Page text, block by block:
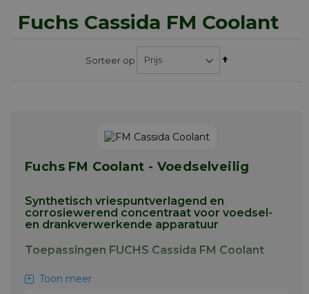
Fuchs Cassida FM Coolant
Sorteer op
Van
Fuchs FM Coolant - Voedselveilig
Synthetisch vriespuntverlagend en
corrosiewerend concentraat voor voedsel-
en drankverwerkende apparatuur
Toepassingen FUCHS Cassida FM Coolant
Te mengen met water om een oplossing te
Toon meer